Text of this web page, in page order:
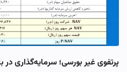
پرتفوی غیر بورسی؛ سرمایه‌گذاری در